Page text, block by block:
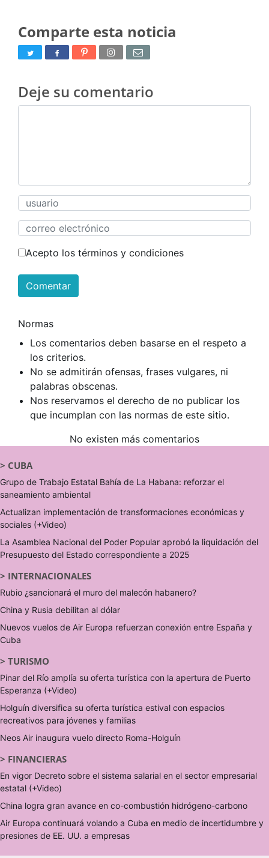
Comparte esta noticia
Deje su comentario
Acepto los términos y condiciones
Comentar
Normas
Los comentarios deben basarse en el respeto a
los criterios.
No se admitirán ofensas, frases vulgares, ni
palabras obscenas.
Nos reservamos el derecho de no publicar los
que incumplan con las normas de este sitio.
No existen más comentarios
> CUBA
Grupo de Trabajo Estatal Bahía de La Habana: reforzar el
saneamiento ambiental
Actualizan implementación de transformaciones económicas y
sociales (+Video)
La Asamblea Nacional del Poder Popular aprobó la liquidación del
Presupuesto del Estado correspondiente a 2025
> INTERNACIONALES
Rubio ¿sancionará el muro del malecón habanero?
China y Rusia debilitan al dólar
Nuevos vuelos de Air Europa refuerzan conexión entre España y
Cuba
> TURISMO
Pinar del Río amplía su oferta turística con la apertura de Puerto
Esperanza (+Video)
Holguín diversifica su oferta turística estival con espacios
recreativos para jóvenes y familias
Neos Air inaugura vuelo directo Roma-Holguín
> FINANCIERAS
En vigor Decreto sobre el sistema salarial en el sector empresarial
estatal (+Video)
China logra gran avance en co-combustión hidrógeno-carbono
Air Europa continuará volando a Cuba en medio de incertidumbre y
presiones de EE. UU. a empresas